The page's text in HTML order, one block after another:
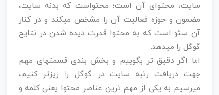
سایت، محتوای آن است؛ محتواست که بدنه سایت،
مضمون و حوزه فعالیت آن را مشخص میکند و در کنار
آن سئو است که به محتوا قدرت دیده شدن در نتایج
گوگل را میدهد.
اما اگر دقیق تر بگوییم و بخش بندی قسمتهای مهم
جهت دریافت رتبه سایت در گوگل را ریزتر کنیم،
میرسیم به یکی از مهم ترین عناصر محتوا یعنی کلمه و